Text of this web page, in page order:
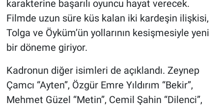
karakterine başarılı oyuncu hayat verecek.
Filmde uzun süre küs kalan iki kardeşin ilişkisi,
Tolga ve Öyküm’ün yollarının kesişmesiyle yeni
bir döneme giriyor.
Kadronun diğer isimleri de açıklandı. Zeynep
Çamcı “Ayten”, Özgür Emre Yıldırım “Bekir”,
Mehmet Güzel “Metin”, Cemil Şahin “Dilenci”,